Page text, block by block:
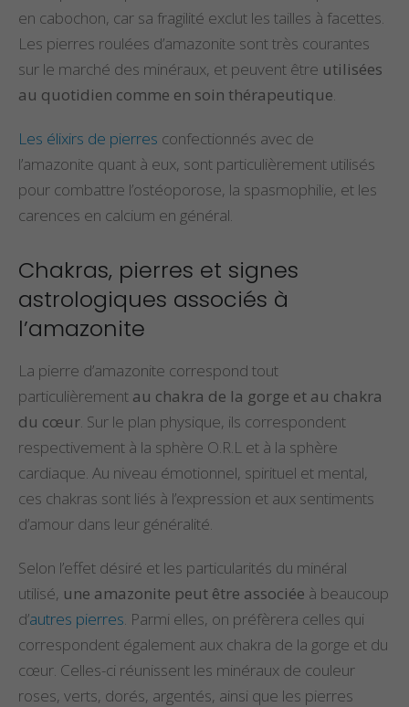
en cabochon, car sa fragilité exclut les tailles à facettes.
Les pierres roulées d’amazonite sont très courantes
sur le marché des minéraux, et peuvent être utilisées
au quotidien comme en soin thérapeutique.
Les élixirs de pierres confectionnés avec de
l’amazonite quant à eux, sont particulièrement utilisés
pour combattre l’ostéoporose, la spasmophilie, et les
carences en calcium en général.
Chakras, pierres et signes
astrologiques associés à
l’amazonite
La pierre d’amazonite correspond tout
particulièrement au chakra de la gorge et au chakra
du cœur. Sur le plan physique, ils correspondent
respectivement à la sphère O.R.L et à la sphère
cardiaque. Au niveau émotionnel, spirituel et mental,
ces chakras sont liés à l’expression et aux sentiments
d’amour dans leur généralité.
Selon l’effet désiré et les particularités du minéral
utilisé, une amazonite peut être associée à beaucoup
d’autres pierres. Parmi elles, on préfèrera celles qui
correspondent également aux chakra de la gorge et du
cœur. Celles-ci réunissent les minéraux de couleur
roses, verts, dorés, argentés, ainsi que les pierres